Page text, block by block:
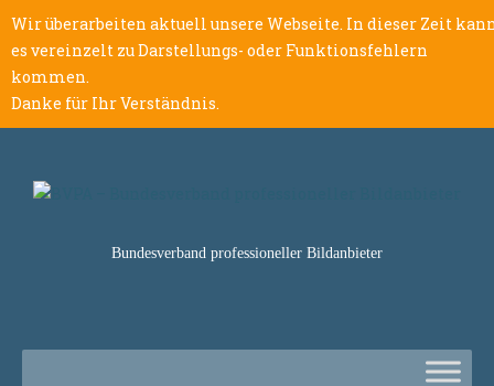
Wir überarbeiten aktuell unsere Webseite. In dieser Zeit
es vereinzelt zu Darstellungs- oder Funktionsfehlern
kommen.
Danke für Ihr Verständnis.
Bundesverband professioneller Bildanbieter